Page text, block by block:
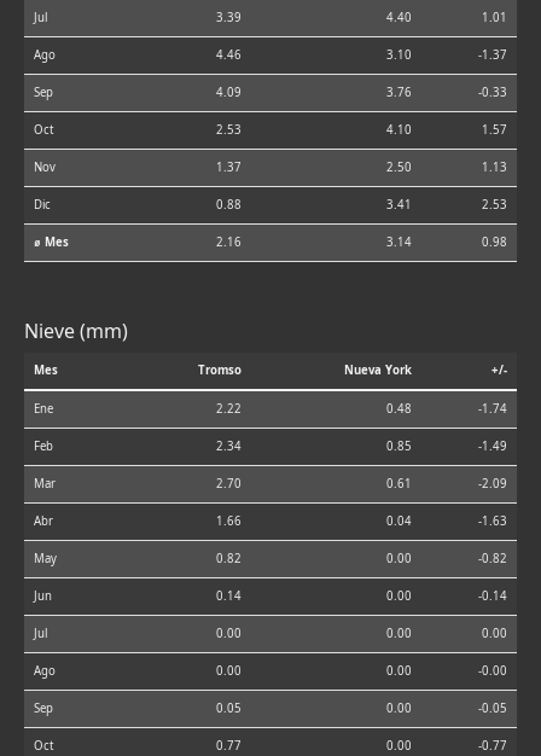
Jul 3.39 4.40 1.01
Ago 4.46 3.10 -1.37
Sep 4.09 3.76 -0.33
Oct 2.53 4.10 1.57
Nov 1.37 2.50 1.13
Dic 0.88 3.41 2.53
⌀ Mes 2.16 3.14 0.98
Nieve (mm)
Mes Tromso Nueva York +/-
Ene 2.22 0.48 -1.74
Feb 2.34 0.85 -1.49
Mar 2.70 0.61 -2.09
Abr 1.66 0.04 -1.63
May 0.82 0.00 -0.82
Jun 0.14 0.00 -0.14
Jul 0.00 0.00 0.00
Ago 0.00 0.00 -0.00
Sep 0.05 0.00 -0.05
Oct 0.77 0.00 -0.77